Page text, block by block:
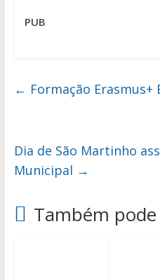
PUB
← Formação Erasmus+
Dia de São Martinho
Municipal →
Também